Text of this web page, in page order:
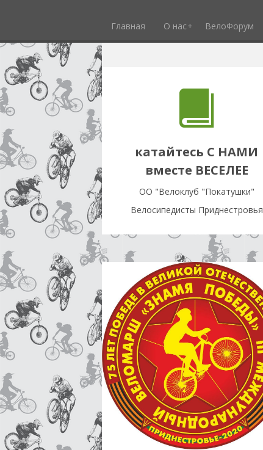
Главная О нас ВелоФорум
катайтесь С НАМИ
вместе ВЕСЕЛЕЕ
OO "Велоклуб "Покатушки"
Велосипедисты Приднестровья